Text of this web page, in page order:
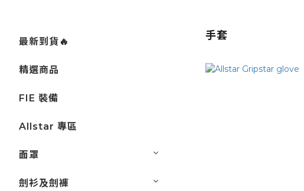
最新到貨🔥
精選商品
FIE 裝備
Allstar 專區
面罩
劍衫及劍褲
手套